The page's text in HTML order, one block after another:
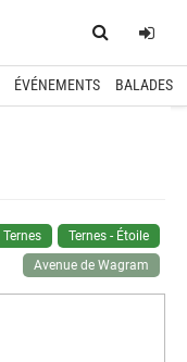
ÉVÉNEMENTS BALADES
Ternes
Ternes - Étoile
Avenue de Wagram